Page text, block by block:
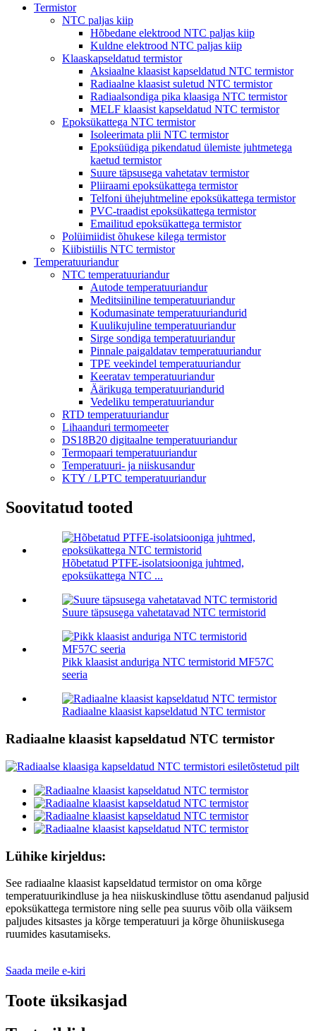
Termistor
NTC paljas kiip
Hõbedane elektrood NTC paljas kiip
Kuldne elektrood NTC paljas kiip
Klaaskapseldatud termistor
Aksiaalne klaasist kapseldatud NTC termistor
Radiaalne klaasist suletud NTC termistor
Radiaalsondiga pika klaasiga NTC termistor
MELF klaasist kapseldatud NTC termistor
Epoksükattega NTC termistor
Isoleerimata plii NTC termistor
Epoksüüdiga pikendatud ülemiste juhtmetega
kaetud termistor
Suure täpsusega vahetatav termistor
Pliiraami epoksükattega termistor
Telfoni ühejuhtmeline epoksükattega termistor
PVC-traadist epoksükattega termistor
Emailitud epoksükattega termistor
Polüimiidist õhukese kilega termistor
Kiibistiilis NTC termistor
Temperatuuriandur
NTC temperatuuriandur
Autode temperatuuriandur
Meditsiiniline temperatuuriandur
Kodumasinate temperatuuriandurid
Kuulikujuline temperatuuriandur
Sirge sondiga temperatuuriandur
Pinnale paigaldatav temperatuuriandur
TPE veekindel temperatuuriandur
Keeratav temperatuuriandur
Äärikuga temperatuuriandurid
Vedeliku temperatuuriandur
RTD temperatuuriandur
Lihaanduri termomeeter
DS18B20 digitaalne temperatuuriandur
Termopaari temperatuuriandur
Temperatuuri- ja niiskusandur
KTY / LPTC temperatuuriandur
Soovitatud tooted
Hõbetatud PTFE-isolatsiooniga juhtmed,
epoksükattega NTC ...
Suure täpsusega vahetatavad NTC termistorid
Pikk klaasist anduriga NTC termistorid MF57C
seeria
Radiaalne klaasist kapseldatud NTC termistor
Radiaalne klaasist kapseldatud NTC termistor
Lühike kirjeldus:
See radiaalne klaasist kapseldatud termistor on oma kõrge
temperatuurikindluse ja hea niiskuskindluse tõttu asendanud paljusid
epoksükattega termistore ning selle pea suurus võib olla väiksem
paljudes kitsastes ja kõrge temperatuuri ja kõrge õhuniiskusega
ruumides kasutamiseks.
Saada meile e-kiri
Toote üksikasjad